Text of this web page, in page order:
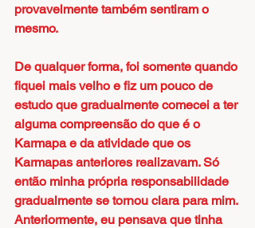
provavelmente também sentiram o
mesmo.
De qualquer forma, foi somente quando
fiquei mais velho e fiz um pouco de
estudo que gradualmente comecei a ter
alguma compreensão do que é o
Karmapa e da atividade que os
Karmapas anteriores realizavam. Só
então minha própria responsabilidade
gradualmente se tornou clara para mim.
Anteriormente, eu pensava que tinha